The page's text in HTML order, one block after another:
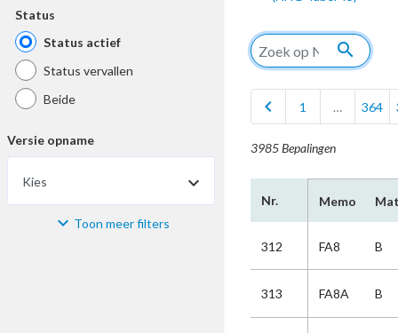
Status
Status actief
Status vervallen
Beide
Versie opname
Kies
Materiaal Toon meer filters
search
chevron_left 1 … 364
3985 Bepalingen
Nr. Memo
312 FA8 B
313 FA8A B